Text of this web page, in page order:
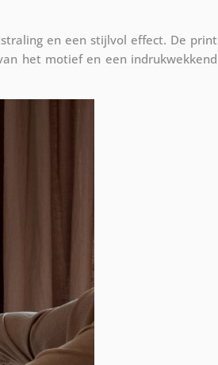
en een stijlvol effect. De print
het motief en een indrukwekkend